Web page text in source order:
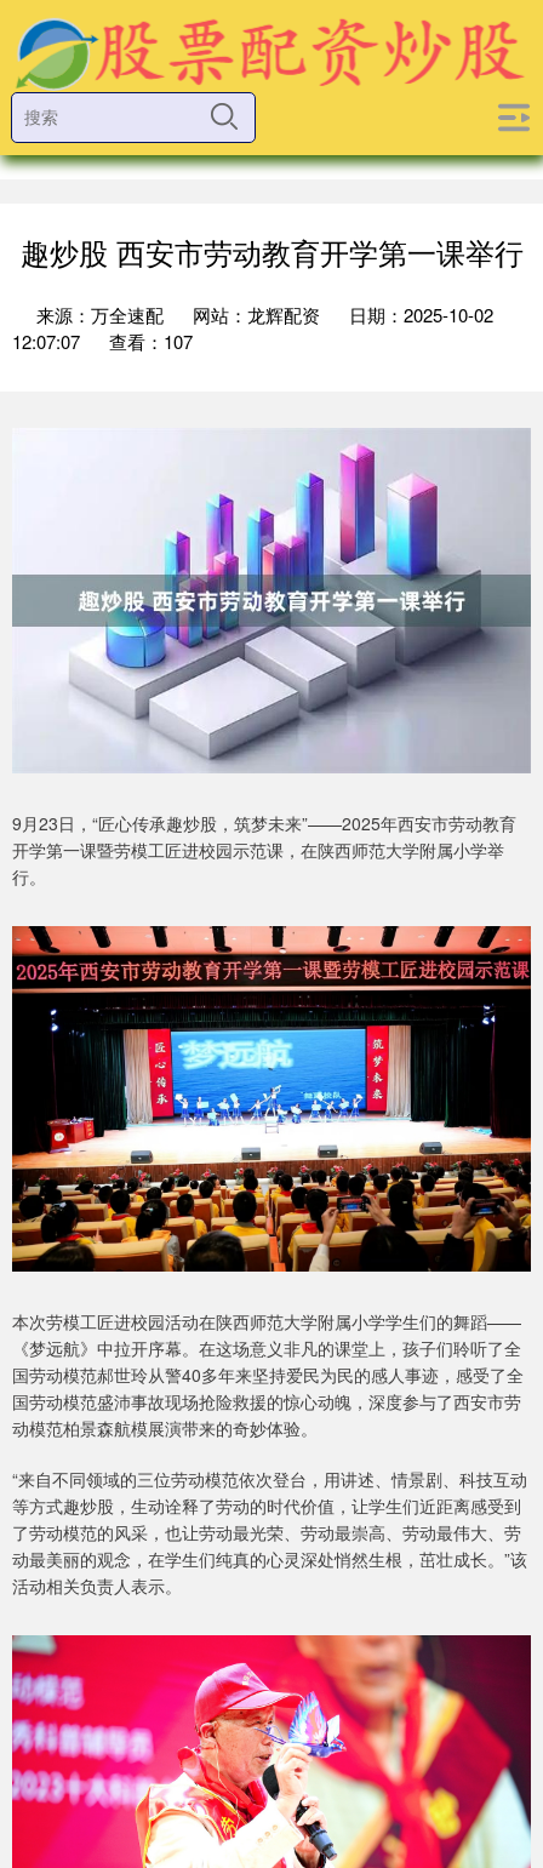
趣炒股 西安市劳动教育开学第一课举行
来源：万全速配 网站：龙辉配资
日期：2025-10-02
12:07:07
查看：107
9月23日，“匠心传承趣炒股，筑梦未来”——2025年西安市劳动教育
开学第一课暨劳模工匠进校园示范课，在陕西师范大学附属小学举
行。
本次劳模工匠进校园活动在陕西师范大学附属小学学生们的舞蹈——
《梦远航》中拉开序幕。在这场意义非凡的课堂上，孩子们聆听了全
国劳动模范郝世玲从警40多年来坚持爱民为民的感人事迹，感受了全
国劳动模范盛沛事故现场抢险救援的惊心动魄，深度参与了西安市劳
动模范柏景森航模展演带来的奇妙体验。
“来自不同领域的三位劳动模范依次登台，用讲述、情景剧、科技互动
等方式趣炒股，生动诠释了劳动的时代价值，让学生们近距离感受到
了劳动模范的风采，也让劳动最光荣、劳动最崇高、劳动最伟大、劳
动最美丽的观念，在学生们纯真的心灵深处悄然生根，茁壮成长。”该
活动相关负责人表示。